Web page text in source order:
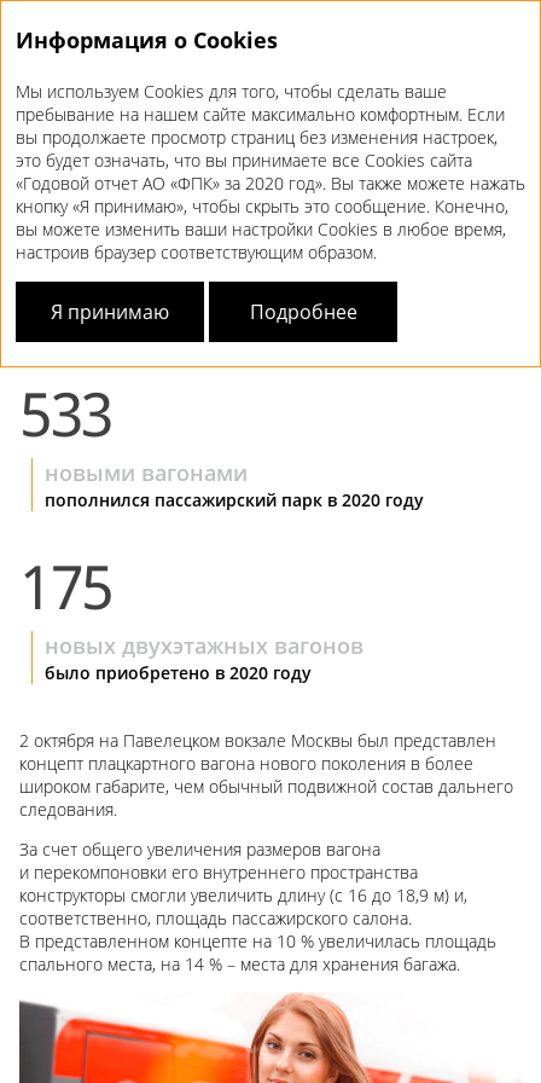
Годовой отчет 2020
КОРПОРАТИВНОЕУПРАВЛЕНИЕ
НЕ МЕНЕЕ ВАЖНОЕ –НОВЫЕ РАЗРАБОТКИ
Представлен концепт пассажирского вагона в габарите Т
533
новыми вагонами
пополнился пассажирский парк в 2020 году
175
новых двухэтажных вагонов
было приобретено в 2020 году
2 октября на Павелецком вокзале Москвы был представлен
концепт плацкартного вагона нового поколения в более
широком габарите, чем обычный подвижной состав дальнего
следования.
За счет общего увеличения размеров вагона
и перекомпоновки его внутреннего пространства
конструкторы смогли увеличить длину (с 16 до 18,9 м) и,
соответственно, площадь пассажирского салона.
В представленном концепте на 10 % увеличилась площадь
спального места, на 14 % – места для хранения багажа.
Информация о Cookies
Мы используем Cookies для того, чтобы сделать ваше
пребывание на нашем сайте максимально комфортным. Если
вы продолжаете просмотр страниц без изменения настроек,
это будет означать, что вы принимаете все Cookies сайта
«Годовой отчет АО «ФПК» за 2020 год». Вы также можете нажать
кнопку «Я принимаю», чтобы скрыть это сообщение. Конечно,
вы можете изменить ваши настройки Cookies в любое время,
настроив браузер соответствующим образом.
Я принимаю Подробнее